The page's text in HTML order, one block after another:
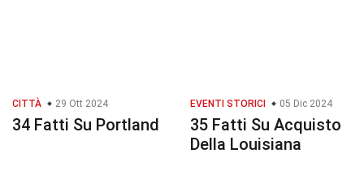
CITTÀ 29 Ott 2024
34 Fatti Su Portland
EVENTI STORICI 05 Dic 2024
35 Fatti Su Acquisto
Della Louisiana